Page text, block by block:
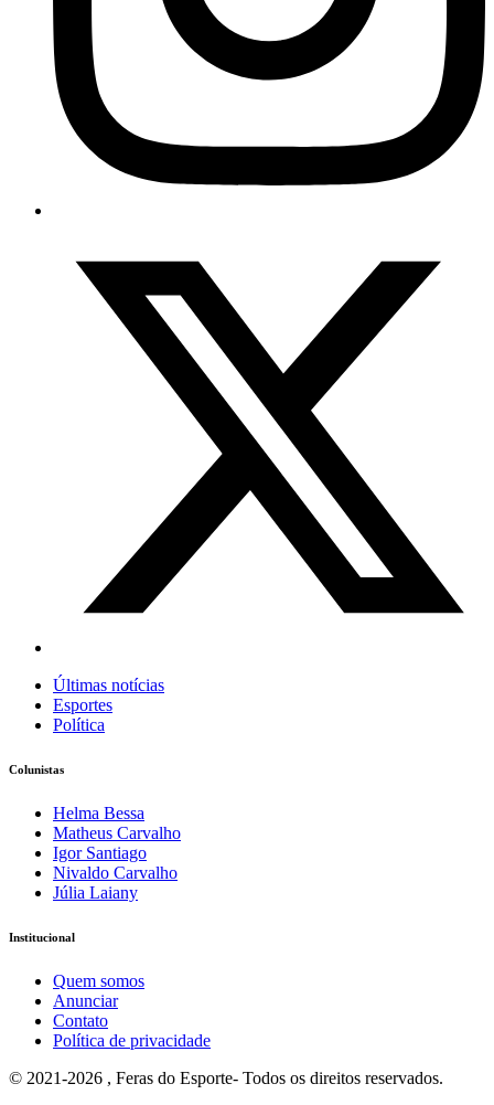
Últimas notícias
Esportes
Política
Colunistas
Helma Bessa
Matheus Carvalho
Igor Santiago
Nivaldo Carvalho
Júlia Laiany
Institucional
Quem somos
Anunciar
Contato
Política de privacidade
© 2021-2026 , Feras do Esporte- Todos os direitos reservados.